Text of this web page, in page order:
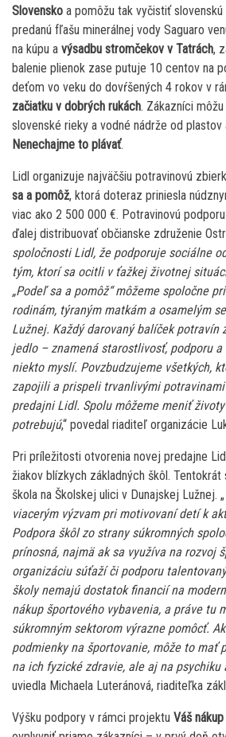
Slovensko a pomôžu tak vyčistiť slovenskú
predanú fľašu minerálnej vody Saguaro
na kúpu a výsadbu stromčekov v Tatrách,
balenie plienok zase putuje 10 centov na
deťom vo veku do dovŕšených 4 rokov v
začiatku v dobrých rukách. Zákazníci
slovenské rieky a vodné nádrže od
Nenechajme to plávať.
Lidl organizuje najväčšiu potravinovú
sa a pomôž, ktorá doteraz priniesla
viac ako 2 500 000 €. Potravinovú
ďalej distribuovať občianske združenie
spoločnosti Lidl, že podporuje sociálne
tým, ktorí sa ocitli v ťažkej životnej
„Podeľ sa a pomôž“ môžeme spoločne
rodinám, týraným matkám a osamelým
Lužnej. Každý darovaný balíček potravín
jedlo – znamená starostlivosť, podporu a
niekto myslí. Povzbudzujeme všetkých,
zapojili a prispeli trvanlivými
predajni Lidl. Spolu môžeme meniť
potrebujú,“ povedal riaditeľ organizácie
Pri príležitosti otvorenia novej predajne
žiakov blízkych základných škôl. Tentokrát
škola na Školskej ulici v Dunajskej Lužnej. „
viacerým výzvam pri motivovaní detí k
Podpora škôl zo strany súkromných
prínosná, najmä ak sa využíva na rozvoj
organizáciu súťaží či podporu
školy nemajú dostatok financií na
nákup športového vybavenia, a práve tu
súkromným sektorom výrazne pomôcť.
podmienky na športovanie, môže to mať
na ich fyzické zdravie, ale aj na
uviedla Michaela Luteránová, riaditeľka
Výšku podpory v rámci projektu Váš